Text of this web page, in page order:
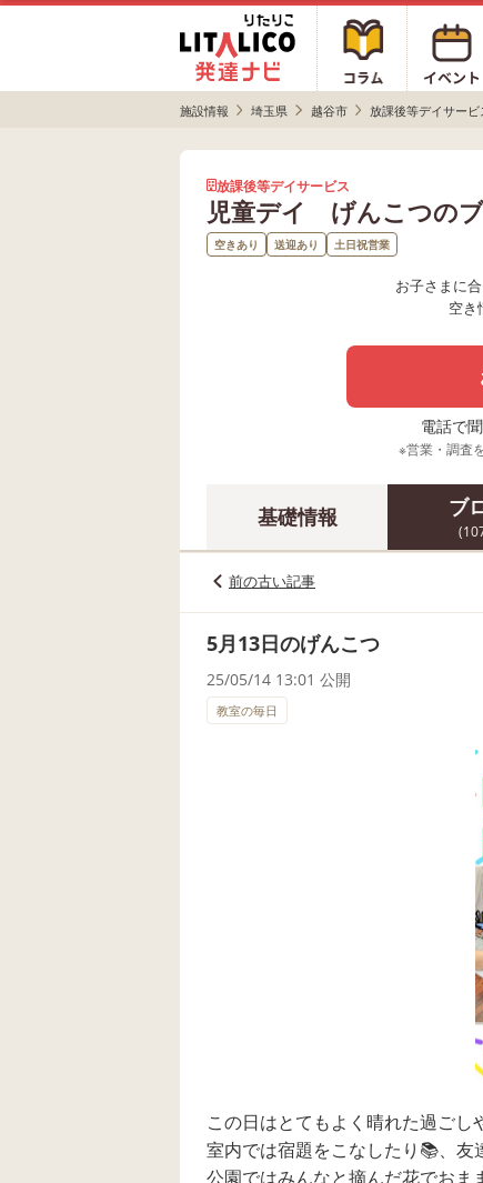
施設情報 埼玉県 越谷市 放課後等デイサービ
放課後等デイサービス
児童デイ げんこつの
空きあり 送迎あり 土日祝営業
お子さまに
空き
電話で
※営業・調査
基礎情報 ブ
前の古い記事
5月13日のげんこつ
25/05/14 13:01 公開
教室の毎日
この日はとてもよく晴れた過ご
室内では宿題をこなしたり📚、友
公園ではみんなと摘んだ花でおま